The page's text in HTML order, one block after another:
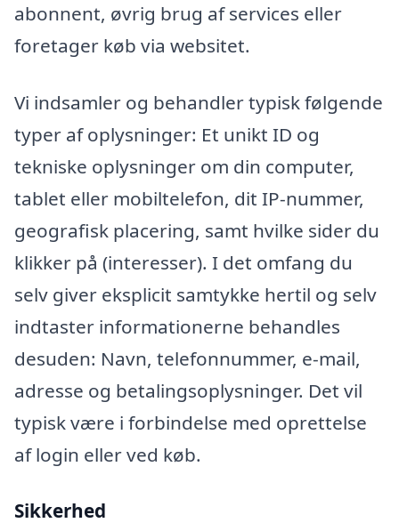
abonnent, øvrig brug af services eller
foretager køb via websitet.
Vi indsamler og behandler typisk følgende
typer af oplysninger: Et unikt ID og
tekniske oplysninger om din computer,
tablet eller mobiltelefon, dit IP-nummer,
geografisk placering, samt hvilke sider du
klikker på (interesser). I det omfang du
selv giver eksplicit samtykke hertil og selv
indtaster informationerne behandles
desuden: Navn, telefonnummer, e-mail,
adresse og betalingsoplysninger. Det vil
typisk være i forbindelse med oprettelse
af login eller ved køb.
Sikkerhed